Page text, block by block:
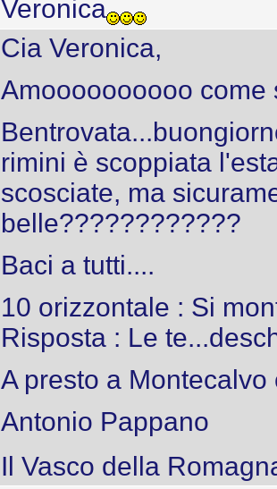
Veronica
Cia Veronica,
Amoooooooooo come
rimini è scoppiata
scosciate, ma
belle????????????
Baci a tutti....
10 orizzontale : Si
Risposta : Le
A presto a
Antonio Pappano
Il Vasco della